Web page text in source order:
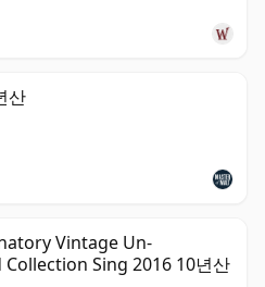
산
Vintage Un-
Sing 2016 10년산